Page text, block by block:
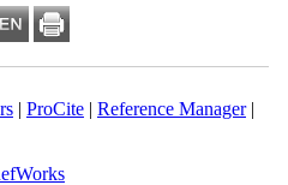
|ProCite|Reference Manager
RefWorks